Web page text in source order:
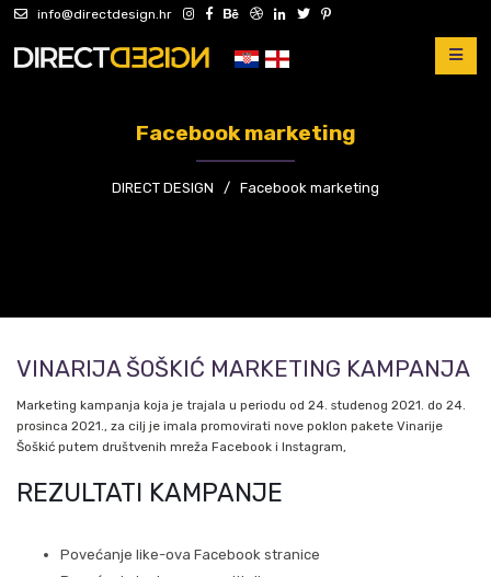
info@directdesign.hr
Facebook marketing
DIRECT DESIGN / Facebook marketing
VINARIJA ŠOŠKIĆ MARKETING KAMPANJA
Marketing kampanja koja je trajala u periodu od 24. studenog 2021. do 24.
prosinca 2021., za cilj je imala promovirati nove poklon pakete Vinarije
Šoškić putem društvenih mreža Facebook i Instagram,
REZULTATI KAMPANJE
Povećanje like-ova Facebook stranice